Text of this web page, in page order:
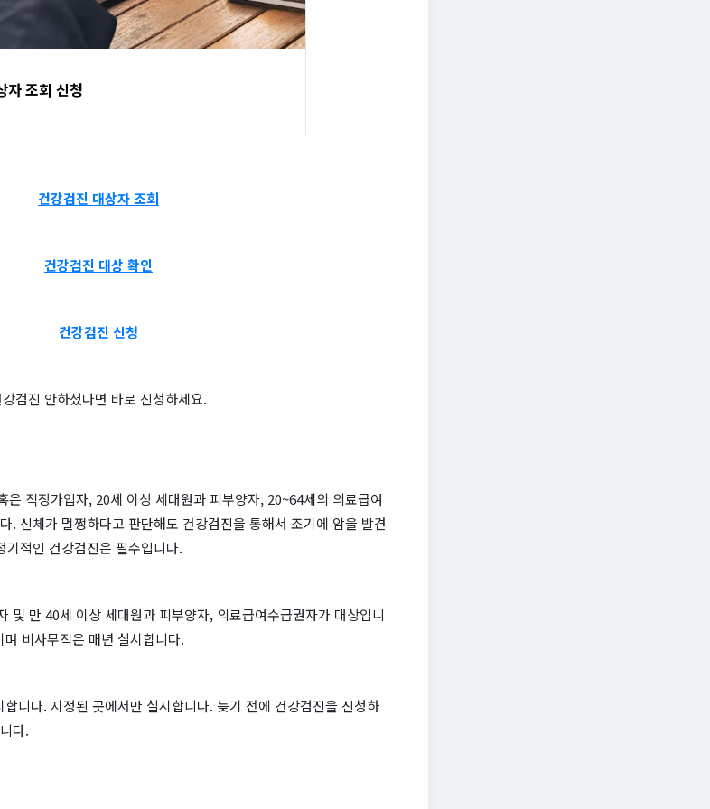
자 조회 신청
건강검진 대상자 조회
건강검진 대상 확인
건강검진 신청
검진 안하셨다면 바로 신청하세요.
은 직장가입자, 20세 이상 세대원과 피부양자, 20~64세의 의료급여
. 신체가 멀쩡하다고 판단해도 건강검진을 통해서 조기에 암을 발견
적인 건강검진은 필수입니다.
및 만 40세 이상 세대원과 피부양자, 의료급여수급권자가 대상입니
비사무직은 매년 실시합니다.
니다. 지정된 곳에서만 실시합니다. 늦기 전에 건강검진을 신청하
다.